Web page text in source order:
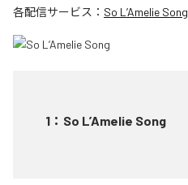
各配信サービス： So L’Amelie Song
1 ： So L’Amelie Song